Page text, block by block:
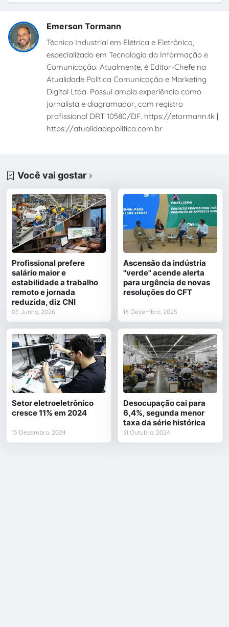
Emerson Tormann
Técnico Industrial em Elétrica e Eletrônica,
especializado em Tecnologia da Informação e
Comunicação. Atualmente, é Editor-Chefe na
Atualidade Política Comunicação e Marketing
Digital Ltda. Possui ampla experiência como
jornalista e diagramador, com registro
profissional DRT 10580/DF. https://etormann.tk |
https://atualidadepolitica.com.br
Você vai gostar
Profissional prefere
salário maior e
estabilidade a trabalho
remoto e jornada
reduzida, diz CNI
05 Junho, 2026
Ascensão da indústria
"verde" acende alerta
para urgência de novas
resoluções do CFT
18 Dezembro, 2025
Setor eletroeletrônico
cresce 11% em 2024
15 Dezembro, 2024
Desocupação cai para
6,4%, segunda menor
taxa da série histórica
31 Outubro, 2024